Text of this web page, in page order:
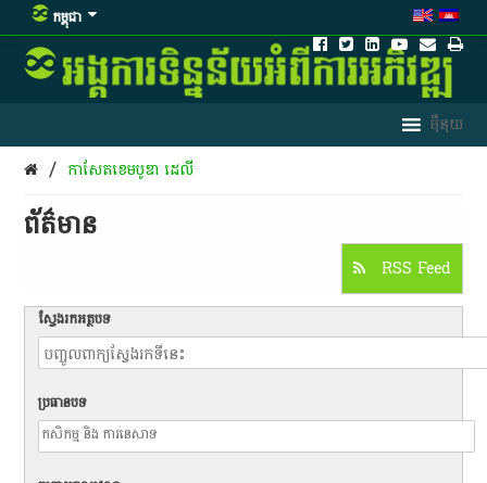
កម្ពុជា
/ កាសែតខេមបូឌា ដេលី
ព័ត៌មាន​
RSS Feed
ស្វែងរកអត្ថបទ
ប្រធានបទ